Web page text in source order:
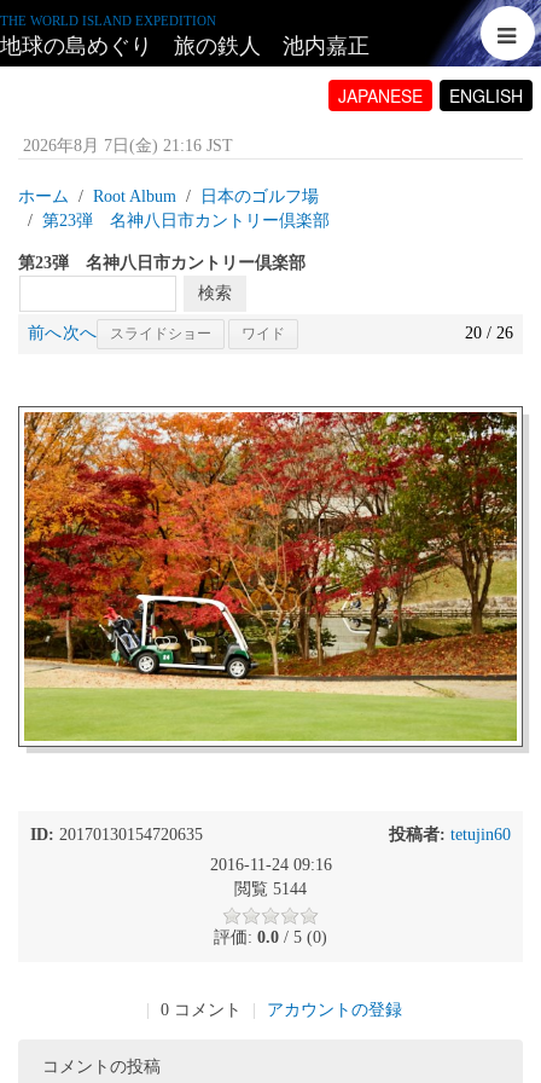
THE WORLD ISLAND EXPEDITION
地球の島めぐり 旅の鉄人 池内嘉正
JAPANESE ENGLISH
2026年8月 7日(金) 21:16 JST
ホーム Root Album
日本のゴルフ場
第23弾 名神八日市カントリー倶楽部
第23弾 名神八日市カントリー倶楽部
前へ次へ スライドショー ワイド 20 / 26
ID: 20170130154720635 投稿者: tetujin60
2016-11-24 09:16
閲覧 5144
評価: 0.0 / 5 (0)
0 コメント アカウントの登録
コメントの投稿